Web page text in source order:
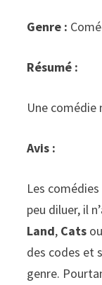
Genre :
Résumé :
Une
Avis :
Les
peu diluer, il
Land, Cats
des codes et
genre.